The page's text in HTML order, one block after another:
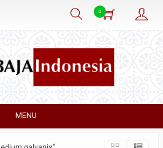
0
MENU